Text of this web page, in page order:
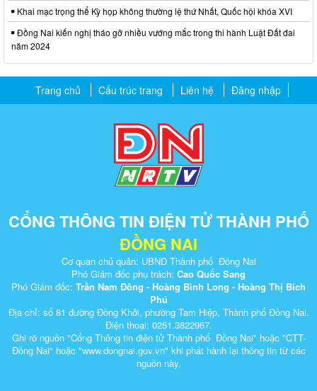
Khai mạc trọng thể Kỳ họp không thường lệ thứ Nhất, Quốc hội khóa XVI
Đồng Nai kiến nghị tháo gỡ nhiều vướng mắc trong thi hành Luật Đất đai
năm 2024
Trang chủ Cấu trúc trang Liên hệ Đăng nhập
CỔNG THÔNG TIN ĐIỆN TỬ THÀNH PHỐ
ĐỒNG NAI
Cơ quan chủ quản: UBND Thành phố Đồng Nai
Phó Giám đốc phụ trách: Cao Quốc Sang
Phó Giám đốc: Trần Nam Đông - Hoàng Bình Long - Hoàng Thị Bích
Phú
Địa chỉ: số 81 đường Đồng Khởi, phường Tam Hiệp, Thành phố Đồng Nai.
Điện thoại: 0251.3822967.
Ghi rõ nguồn "Cổng Thông tin điện tử Thành phố Đồng Nai" hoặc "CTT-
Đồng Nai" hoặc "www.dongnai.g​ov.vn" khi ​phát hành lại thông tin từ các
nguồn này.​